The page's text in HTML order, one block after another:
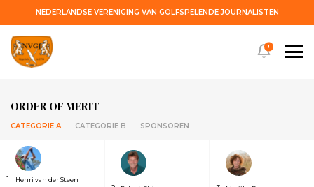
NEDERLANDSE VERENIGING VAN GOLFSPELENDE JOURNALISTEN
ORDER OF MERIT
CATEGORIE A CATEGORIE B SPONSOREN
1
Henri van der Steen
!